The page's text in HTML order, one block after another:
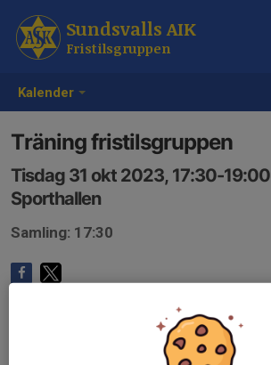
Kalender
Sundsvalls AIK
Fristilsgruppen
Träning fristilsgruppen
Tisdag 31 okt 2023, 17:30-19:00
Sporthallen
Samling: 17:30